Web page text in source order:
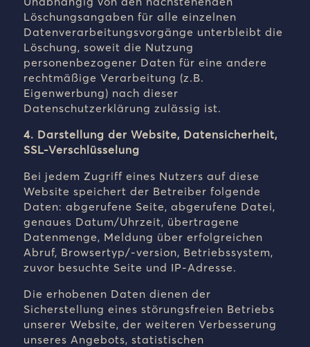
Löschungsangaben für alle einzelnen
Datenverarbeitungsvorgänge unterbleibt die
Löschung, soweit die Nutzung
personenbezogener Daten für eine andere
rechtmäßige Verarbeitung (z.B.
Eigenwerbung) nach dieser
Datenschutzerklärung zulässig ist.
4. Darstellung der Website, Datensicherheit,
SSL-Verschlüsselung
Bei jedem Zugriff eines Nutzers auf diese
Website speichert der Betreiber folgende
Daten: abgerufene Seite, abgerufene Datei,
genaues Datum/Uhrzeit, übertragene
Datenmenge, Meldung über erfolgreichen
Abruf, Browsertyp/-version, Betriebssystem,
zuvor besuchte Seite und IP-Adresse.
Die erhobenen Daten dienen der
Sicherstellung eines störungsfreien Betriebs
unserer Website, der weiteren Verbesserung
unseres Angebots, statistischen